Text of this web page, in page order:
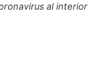
al interior